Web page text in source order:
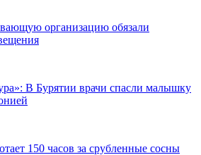
организацию обязали
В Бурятии врачи спасли малышку
150 часов за срубленные сосны